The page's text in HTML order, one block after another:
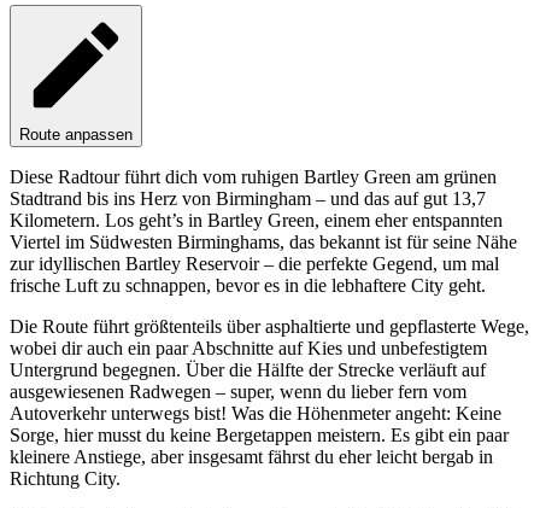
Route anpassen
Diese Radtour führt dich vom ruhigen Bartley Green am grünen
Stadtrand bis ins Herz von Birmingham – und das auf gut 13,7
Kilometern. Los geht’s in Bartley Green, einem eher entspannten
Viertel im Südwesten Birminghams, das bekannt ist für seine Nähe
zur idyllischen Bartley Reservoir – die perfekte Gegend, um mal
frische Luft zu schnappen, bevor es in die lebhaftere City geht.
Die Route führt größtenteils über asphaltierte und gepflasterte Wege,
wobei dir auch ein paar Abschnitte auf Kies und unbefestigtem
Untergrund begegnen. Über die Hälfte der Strecke verläuft auf
ausgewiesenen Radwegen – super, wenn du lieber fern vom
Autoverkehr unterwegs bist! Was die Höhenmeter angeht: Keine
Sorge, hier musst du keine Bergetappen meistern. Es gibt ein paar
kleinere Anstiege, aber insgesamt fährst du eher leicht bergab in
Richtung City.